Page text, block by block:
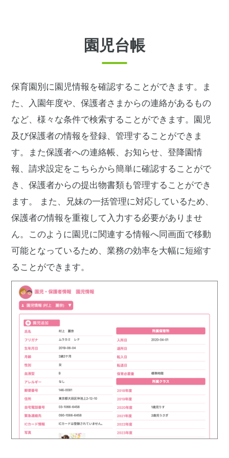
園児台帳
保育園別に園児情報を確認することができます。ま
た、入園年度や、保護者さまからの連絡があるもの
など、様々な条件で検索することができます。園児
及び保護者の情報を登録、管理することができま
す。また保護者への連絡帳、お知らせ、登降園情
報、請求設定をこちらから簡単に確認することがで
き、保護者からの提出物書類も管理することができ
ます。 また、兄妹の一括管理に対応しているため、
保護者の情報を重複して入力する必要がありませ
ん。このように園児に関連する情報へ同画面で移動
可能となっているため、業務の効率を大幅に短縮す
ることができます。